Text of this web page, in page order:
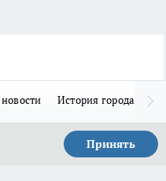
История города Н
Принять